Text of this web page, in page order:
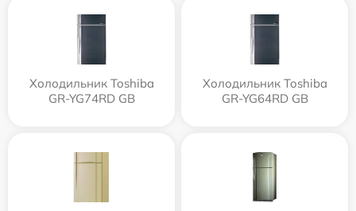
Холодильник Toshiba
GR-YG74RD GB
Холодильник Toshiba
GR-YG64RD GB